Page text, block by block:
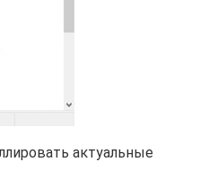
актуальные